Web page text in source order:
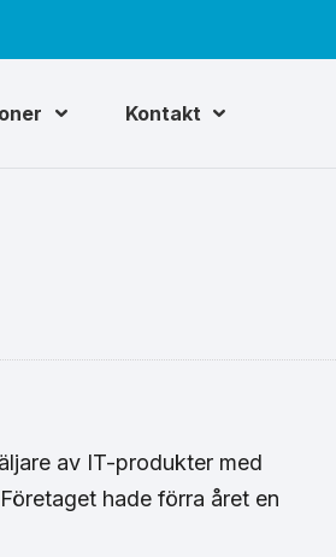
Kontakt
av IT-produkter med
hade förra året en